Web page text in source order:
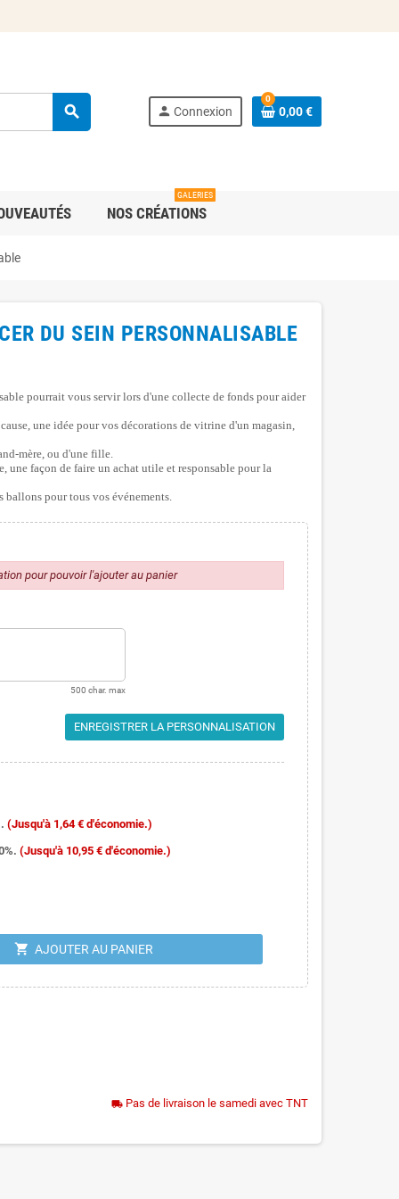
search person Connexion
0
0,00 €
NOS CRÉATIONS
GALERIES
DU SEIN PERSONNALISABLE
pourrait vous servir lors d'une collecte de fonds pour aider
une idée pour vos décorations de vitrine d'un magasin,
mère, ou d'une fille.
façon de faire un achat utile et responsable pour la
ballons pour tous vos événements.
pour pouvoir l'ajouter au panier
500 char. max
ENREGISTRER LA PERSONNALISATION
(Jusqu'à 1,64 € d'économie.)
(Jusqu'à 10,95 € d'économie.)
shopping_cart AJOUTER AU PANIER
local_shipping Pas de livraison le samedi avec TNT